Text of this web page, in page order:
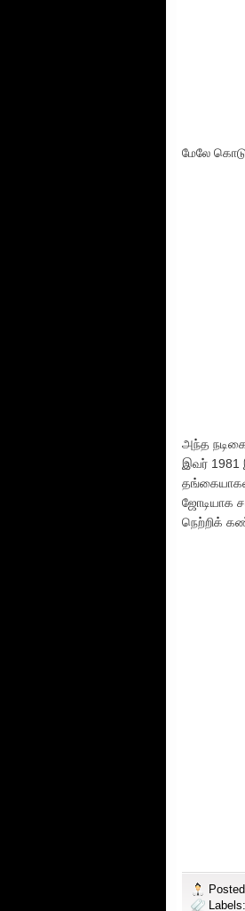
மேலே
அந்த நடிகை
இவர் 1981
ஜோடியாக
நெற்றிக்
Labels: